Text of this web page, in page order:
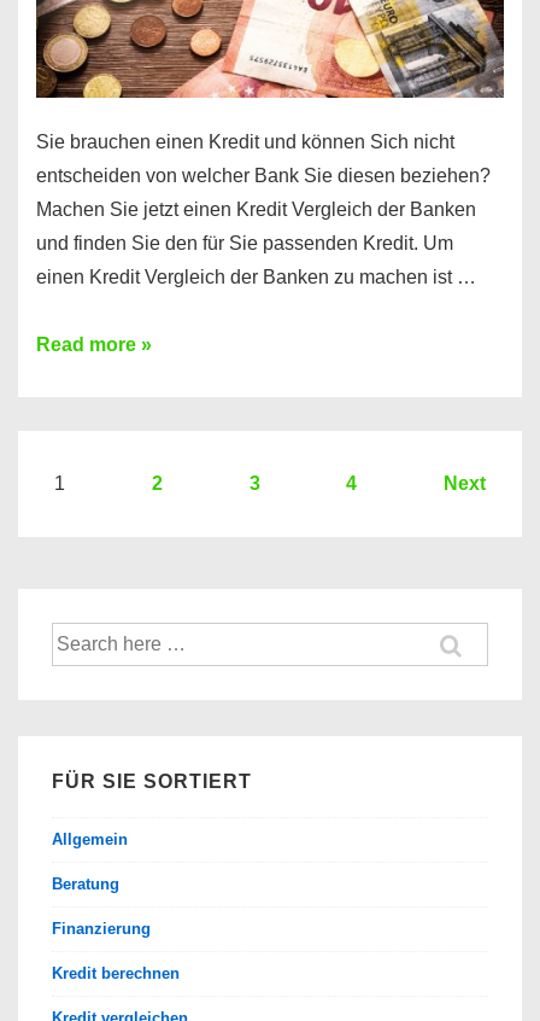
Sie brauchen einen Kredit und können Sich nicht
entscheiden von welcher Bank Sie diesen beziehen?
Machen Sie jetzt einen Kredit Vergleich der Banken
und finden Sie den für Sie passenden Kredit. Um
einen Kredit Vergleich der Banken zu machen ist …
Sie
Hier
Banken
Read more »
Seitennummerierung
1 2 3 4 Next
Suche
nach:
FÜR SIE SORTIERT
Allgemein
Beratung
Finanzierung
Kredit berechnen